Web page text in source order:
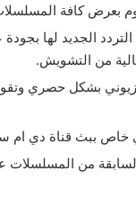
كافة المسلسلات
الجديد لها
من التشويش.
بشكل حصري
خاص ببث قناة دي ام
من